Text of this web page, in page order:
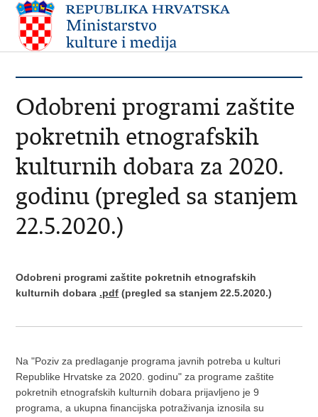
Odobreni programi zaštite
pokretnih etnografskih
kulturnih dobara za 2020.
godinu (pregled sa stanjem
22.5.2020.)
Odobreni programi zaštite pokretnih etnografskih
kulturnih dobara .pdf (pregled sa stanjem 22.5.2020.)
Na "Poziv za predlaganje programa javnih potreba u kulturi
Republike Hrvatske za 2020. godinu" za programe zaštite
pokretnih etnografskih kulturnih dobara prijavljeno je 9
programa, a ukupna financijska potraživanja iznosila su